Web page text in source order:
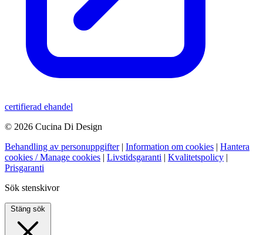
certifierad ehandel
© 2026 Cucina Di Design
Behandling av personuppgifter | Information om cookies | Hantera
cookies / Manage cookies | Livstidsgaranti | Kvalitetspolicy |
Prisgaranti
Sök stenskivor
Stäng sök